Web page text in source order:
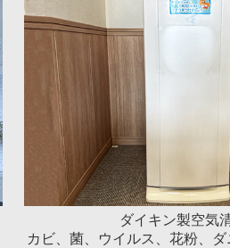
ダイキン製空気
カビ、菌、ウイルス、花粉、ダ